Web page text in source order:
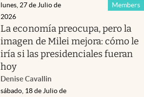
Members
lunes, 27 de Julio de
2026
La economía preocupa, pero la
imagen de Milei mejora: cómo le
iría si las presidenciales fueran
hoy
Denise Cavallin
sábado, 18 de Julio de